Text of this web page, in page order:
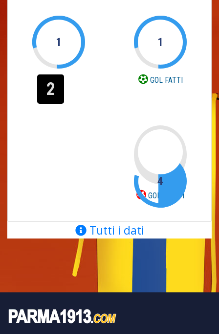
1
2
1
GOL FATTI
4
GOL SUBITI
Tutti i dati